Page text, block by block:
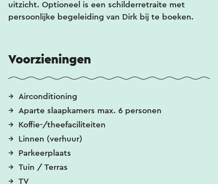
uitzicht. Optioneel is een schilderretraite met
persoonlijke begeleiding van Dirk bij te boeken.
Voorzieningen
Airconditioning
Aparte slaapkamers max. 6 personen
Koffie-/theefaciliteiten
Linnen (verhuur)
Parkeerplaats
Tuin / Terras
TV